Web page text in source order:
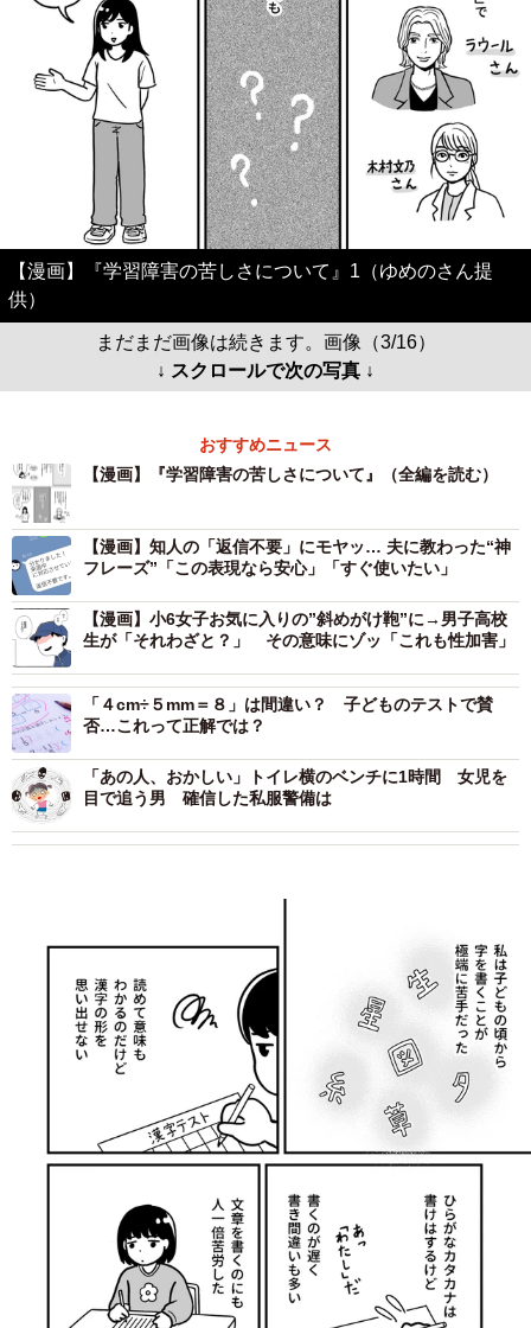
【漫画】『学習障害の苦しさについて』1（ゆめのさん提
供）
まだまだ画像は続きます。画像（3/16）
↓ スクロールで次の写真 ↓
おすすめニュース
【漫画】『学習障害の苦しさについて』（全編を読む）
【漫画】知人の「返信不要」にモヤッ… 夫に教わった“神
フレーズ”「この表現なら安心」「すぐ使いたい」
【漫画】小6女子お気に入りの”斜めがけ鞄”に→男子高校
生が「それわざと？」 その意味にゾッ「これも性加害」
「４cm÷５mm＝８」は間違い？ 子どものテストで賛
否…これって正解では？
「あの人、おかしい」トイレ横のベンチに1時間 女児を
目で追う男 確信した私服警備は